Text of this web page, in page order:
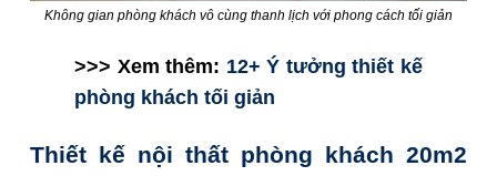
Không gian phòng khách vô cùng thanh lịch với phong cách tối giản
>>> Xem thêm: 12+ Ý tưởng thiết kế
phòng khách tối giản
Thiết kế nội thất phòng khách 20m2